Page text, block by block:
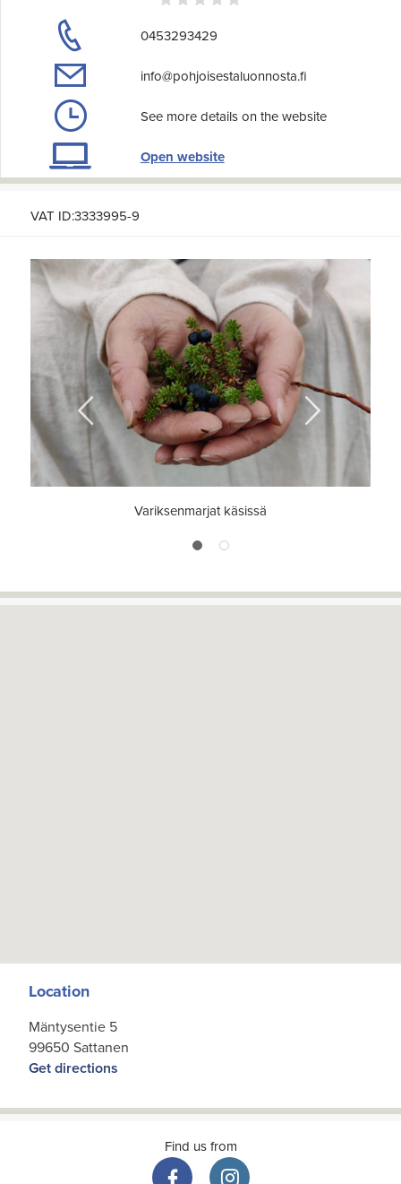
0453293429
info@pohjoisestaluonnosta.fi
See more details on the website
Open website
VAT ID:3333995-9
Previous
Variksenmarjat käsissä
Location
Mäntysentie 5
99650 Sattanen
Get directions
Find us from